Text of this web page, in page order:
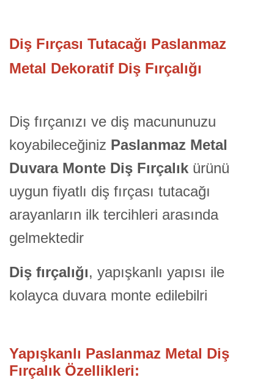
Diş Fırçası Tutacağı Paslanmaz
Metal Dekoratif Diş Fırçalığı
Diş fırçanızı ve diş macununuzu
koyabileceğiniz Paslanmaz Metal
Duvara Monte Diş Fırçalık ürünü
uygun fiyatlı diş fırçası tutacağı
arayanların ilk tercihleri arasında
gelmektedir
Diş fırçalığı, yapışkanlı yapısı ile
kolayca duvara monte edilebilri
Yapışkanlı Paslanmaz Metal Diş
Fırçalık Özellikleri: